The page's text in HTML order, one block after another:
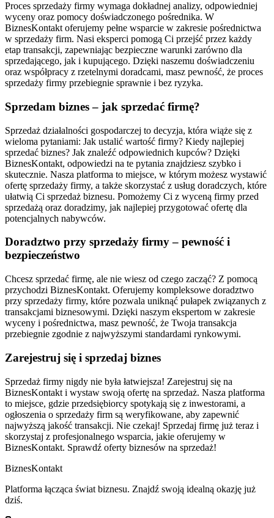
Proces sprzedaży firmy wymaga dokładnej analizy, odpowiedniej
wyceny oraz pomocy doświadczonego pośrednika. W
BiznesKontakt oferujemy pełne wsparcie w zakresie pośrednictwa
w sprzedaży firm. Nasi eksperci pomogą Ci przejść przez każdy
etap transakcji, zapewniając bezpieczne warunki zarówno dla
sprzedającego, jak i kupującego. Dzięki naszemu doświadczeniu
oraz współpracy z rzetelnymi doradcami, masz pewność, że proces
sprzedaży firmy przebiegnie sprawnie i bez ryzyka.
Sprzedam biznes – jak sprzedać firmę?
Sprzedaż działalności gospodarczej to decyzja, która wiąże się z
wieloma pytaniami: Jak ustalić wartość firmy? Kiedy najlepiej
sprzedać biznes? Jak znaleźć odpowiednich kupców? Dzięki
BiznesKontakt, odpowiedzi na te pytania znajdziesz szybko i
skutecznie. Nasza platforma to miejsce, w którym możesz wystawić
ofertę sprzedaży firmy, a także skorzystać z usług doradczych, które
ułatwią Ci sprzedaż biznesu. Pomożemy Ci z wyceną firmy przed
sprzedażą oraz doradzimy, jak najlepiej przygotować ofertę dla
potencjalnych nabywców.
Doradztwo przy sprzedaży firmy – pewność i
bezpieczeństwo
Chcesz sprzedać firmę, ale nie wiesz od czego zacząć? Z pomocą
przychodzi BiznesKontakt. Oferujemy kompleksowe doradztwo
przy sprzedaży firmy, które pozwala uniknąć pułapek związanych z
transakcjami biznesowymi. Dzięki naszym ekspertom w zakresie
wyceny i pośrednictwa, masz pewność, że Twoja transakcja
przebiegnie zgodnie z najwyższymi standardami rynkowymi.
Zarejestruj się i sprzedaj biznes
Sprzedaż firmy nigdy nie była łatwiejsza! Zarejestruj się na
BiznesKontakt i wystaw swoją ofertę na sprzedaż. Nasza platforma
to miejsce, gdzie przedsiębiorcy spotykają się z inwestorami, a
ogłoszenia o sprzedaży firm są weryfikowane, aby zapewnić
najwyższą jakość transakcji. Nie czekaj! Sprzedaj firmę już teraz i
skorzystaj z profesjonalnego wsparcia, jakie oferujemy w
BiznesKontakt. Sprawdź oferty biznesów na sprzedaż!
BiznesKontakt
Platforma łącząca świat biznesu. Znajdź swoją idealną okazję już
dziś.